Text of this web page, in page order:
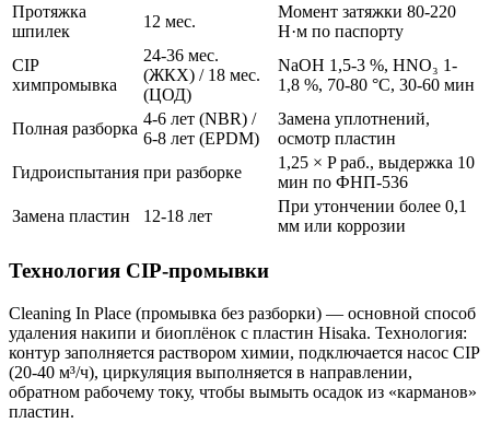
Протяжка
шпилек
12 мес.
Момент затяжки 80-220
Н·м по паспорту
CIP
химпромывка
24-36 мес.
(ЖКХ) / 18 мес.
(ЦОД)
NaOH 1,5-3 %, HNO₃ 1-
1,8 %, 70-80 °C, 30-60 мин
Полная разборка
4-6 лет (NBR) /
6-8 лет (EPDM)
Замена уплотнений,
осмотр пластин
Гидроиспытания при разборке
1,25 × P раб., выдержка 10
мин по ФНП-536
Замена пластин
12-18 лет
При утончении более 0,1
мм или коррозии
Технология CIP-промывки
Cleaning In Place (промывка без разборки) — основной способ
удаления накипи и биоплёнок с пластин Hisaka. Технология:
контур заполняется раствором химии, подключается насос CIP
(20-40 м³/ч), циркуляция выполняется в направлении,
обратном рабочему току, чтобы вымыть осадок из «карманов»
пластин.